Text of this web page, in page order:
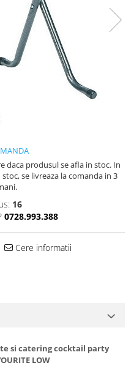
daca produsul se afla in stoc. In
se livreaza la comanda in 3
16
0728.993.388
Cere informatii
si catering cocktail party
LOW